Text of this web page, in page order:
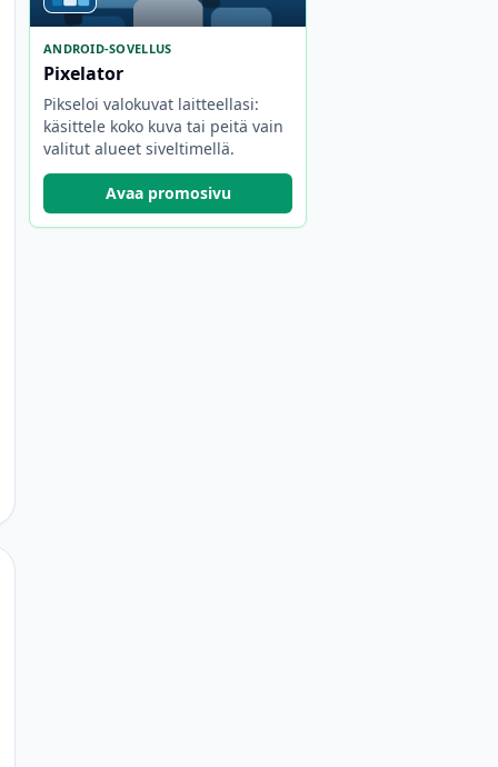
ANDROID-SOVELLUS
Pixelator
Pikseloi valokuvat laitteellasi:
käsittele koko kuva tai peitä vain
valitut alueet siveltimellä.
Avaa promosivu